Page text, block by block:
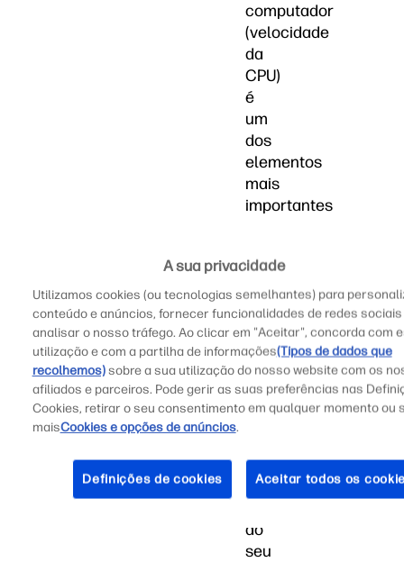
computador
(velocidade
da
CPU)
é
um
dos
elementos
mais
importantes
considerar
ao
comparar
computadores.
A
CPU
é
frequentemente
como
“o
do
seu
A sua privacidade
Utilizamos cookies (ou tecnologias semelhantes) para
conteúdo e anúncios, fornecer funcionalidades de redes sociais
analisar o nosso tráfego. Ao clicar em "Aceitar", concorda com
utilização e com a partilha de informações(Tipos de dados que
recolhemos)sobre a sua utilização do nosso website com os
afiliados e parceiros. Pode gerir as suas preferências nas
Cookies, retirar o seu consentimento em qualquer momento ou
maisCookies e opções de anúncios.
Definições de cookies Aceitar todos os